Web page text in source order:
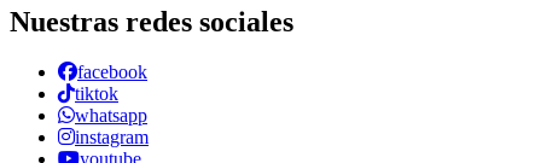
Nuestras redes sociales
facebook
tiktok
whatsapp
instagram